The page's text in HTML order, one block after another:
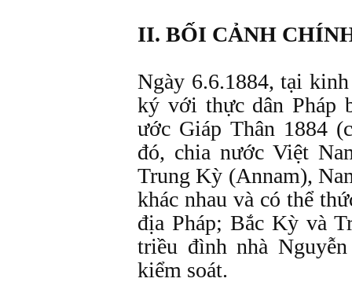
II. BỐI CẢNH
Ngày 6.6.1884, tại
ký với thực dân Pháp
ước Giáp Thân 1884
đó, chia nước Việt
Trung Kỳ (Annam),
khác nhau và có thể
địa Pháp; Bắc Kỳ và
triều đình nhà
kiểm soát.